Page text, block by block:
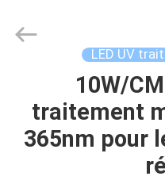
MAISON
PRODUITS
Syochi
Electronics
LED UV
10W/
traitement
365nm pour